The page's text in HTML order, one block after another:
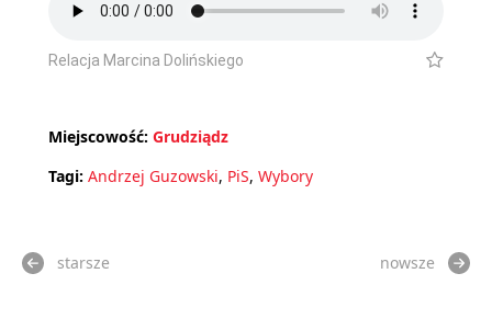
Relacja Marcina Dolińskiego
Miejscowość: Grudziądz
Tagi: Andrzej Guzowski, PiS, Wybory
starsze nowsze